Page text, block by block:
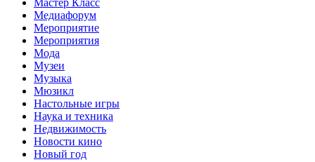
Медиафорум
Мероприятие
Мероприятия
Мода
Музеи
Музыка
Мюзикл
Настольные игры
Наука и техника
Недвижимость
Новости кино
Новый год